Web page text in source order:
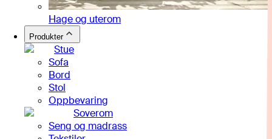
Hage og uterom
Produkter
Stue
Sofa
Bord
Stol
Oppbevaring
Soverom
Seng og madrass